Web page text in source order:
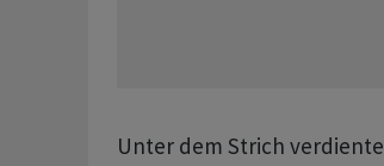
Unter dem Strich